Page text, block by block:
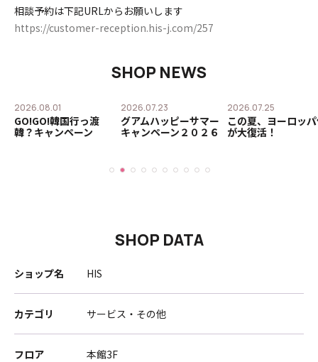
相談予約は下記URLからお願いします
https://customer-reception.his-j.com/257
SHOP NEWS
2026.08.01
GO!GO!韓国行っ渡
韓？キャンペーン
2026.07.23
グアムハッピーサマー
キャンペーン２０２６
2026.07.25
この夏、ヨーロッ
が大復活！
SHOP DATA
ショップ名 HIS
カテゴリ サービス・その他
フロア 本館3F